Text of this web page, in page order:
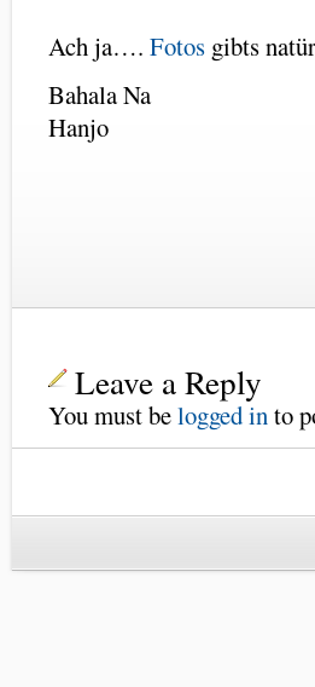
Ach ja…. Fotos gibts
Bahala Na
Hanjo
Leave a Reply
You must belogged into